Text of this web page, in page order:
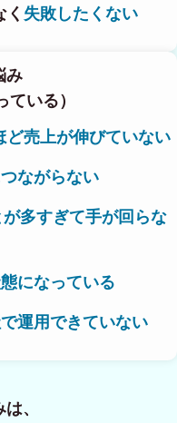
失敗したくない
み
ている）
ど売上が伸びていない
ながらない
多すぎて手が回らな
になっている
運用できていない
、